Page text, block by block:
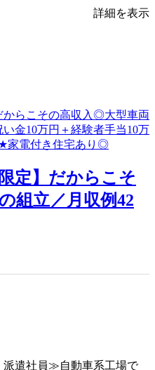
詳細を表示
定】だからこそ
組立／月収例42
遣社員≫自動車系工場で